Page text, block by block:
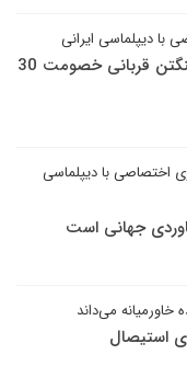
با دیپلماسی ایرانی
منافع مشترک تهران-واشنگتن قربانی خصومت 30
اختصاصی با دیپلماسی
جهانی است
خاورمیانه می‌داند
استیصال